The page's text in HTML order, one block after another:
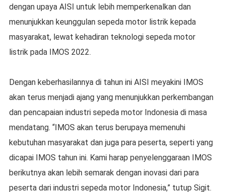
dengan upaya AISI untuk lebih memperkenalkan dan
menunjukkan keunggulan sepeda motor listrik kepada
masyarakat, lewat kehadiran teknologi sepeda motor
listrik pada IMOS 2022.
Dengan keberhasilannya di tahun ini AISI meyakini IMOS
akan terus menjadi ajang yang menunjukkan perkembangan
dan pencapaian industri sepeda motor Indonesia di masa
mendatang. “IMOS akan terus berupaya memenuhi
kebutuhan masyarakat dan juga para peserta, seperti yang
dicapai IMOS tahun ini. Kami harap penyelenggaraan IMOS
berikutnya akan lebih semarak dengan inovasi dari para
peserta dari industri sepeda motor Indonesia,” tutup Sigit.